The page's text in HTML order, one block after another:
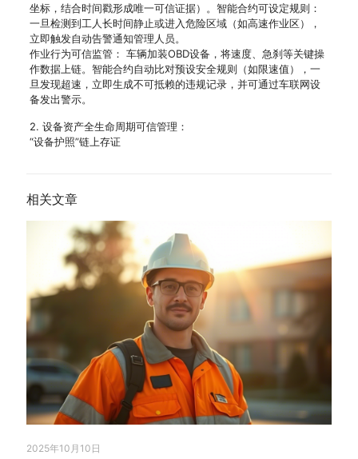
坐标，结合时间戳形成唯一可信证据）。智能合约可设定规则：
一旦检测到工人长时间静止或进入危险区域（如高速作业区），
立即触发自动告警通知管理人员。
作业行为可信监管： 车辆加装OBD设备，将速度、急刹等关键操
作数据上链。智能合约自动比对预设安全规则（如限速值），一
旦发现超速，立即生成不可抵赖的违规记录，并可通过车联网设
备发出警示。
2. 设备资产全生命周期可信管理：
“设备护照”链上存证
相关文章
2025年10月10日